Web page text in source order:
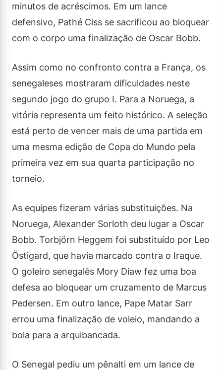
minutos de acréscimos. Em um lance
defensivo, Pathé Ciss se sacrificou ao bloquear
com o corpo uma finalização de Oscar Bobb.
Assim como no confronto contra a França, os
senegaleses mostraram dificuldades neste
segundo jogo do grupo I. Para a Noruega, a
vitória representa um feito histórico. A seleção
está perto de vencer mais de uma partida em
uma mesma edição de Copa do Mundo pela
primeira vez em sua quarta participação no
torneio.
As equipes fizeram várias substituições. Na
Noruega, Alexander Sorloth deu lugar a Oscar
Bobb. Torbjörn Heggem foi substituído por Leo
Östigard, que havia marcado contra o Iraque.
O goleiro senegalês Mory Diaw fez uma boa
defesa ao bloquear um cruzamento de Marcus
Pedersen. Em outro lance, Pape Matar Sarr
errou uma finalização de voleio, mandando a
bola para a arquibancada.
O Senegal pediu um pênalti em um lance de